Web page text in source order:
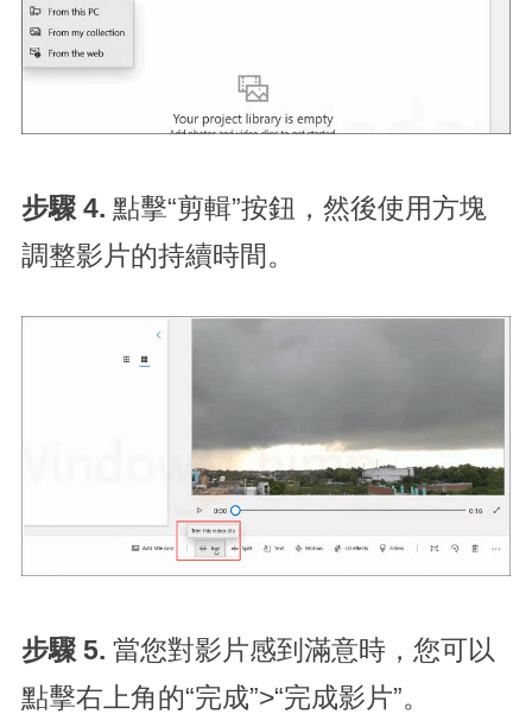
步驟 4. 點擊“剪輯”按鈕，然後使用方塊
調整影片的持續時間。
步驟 5. 當您對影片感到滿意時，您可以
點擊右上角的“完成”>“完成影片”。